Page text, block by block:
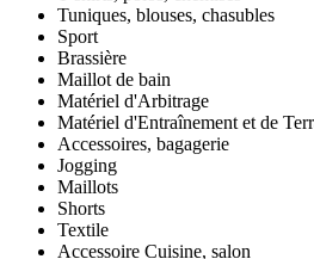
Tuniques, blouses, chasubles
Sport
Brassière
Maillot de bain
Matériel d'Arbitrage
Matériel d'Entraînement et de
Accessoires, bagagerie
Jogging
Maillots
Shorts
Textile
Accessoire Cuisine, salon